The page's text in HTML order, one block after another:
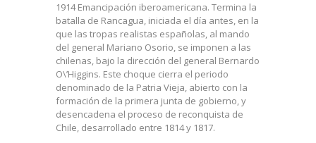
1914 Emancipación iberoamericana. Termina la
batalla de Rancagua, iniciada el día antes, en la
que las tropas realistas españolas, al mando
del general Mariano Osorio, se imponen a las
chilenas, bajo la dirección del general Bernardo
O\’Higgins. Este choque cierra el periodo
denominado de la Patria Vieja, abierto con la
formación de la primera junta de gobierno, y
desencadena el proceso de reconquista de
Chile, desarrollado entre 1814 y 1817.